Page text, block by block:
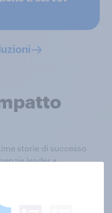
storie di successo
leader a